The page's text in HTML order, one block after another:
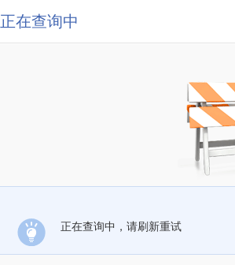
正在查询中
正在查询中，请刷新重试